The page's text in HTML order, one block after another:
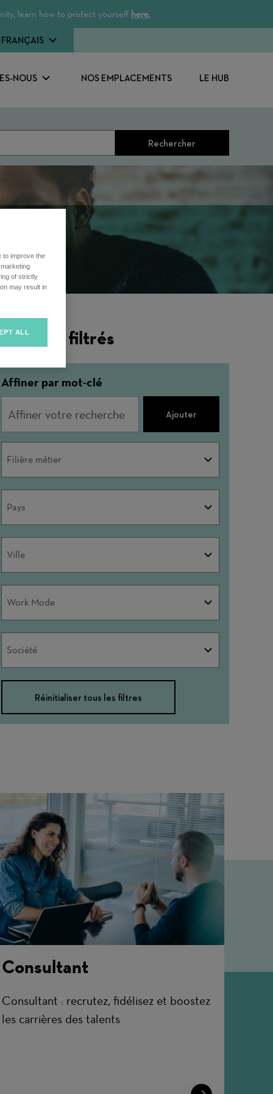
learn how to protect yourself here.
NOUS NOS EMPLACEMENTS LE HUB
FRANÇAIS
Rechercher
filtrés
Affiner par mot-clé
Ajouter
Filière métier
Pays
Ville
Work Mode
Société
Réinitialiser tous les filtres
Consultant
Consultant : recrutez, fidélisez et boostez
les carrières des talents
to improve the
of strictly
may result in
ALL